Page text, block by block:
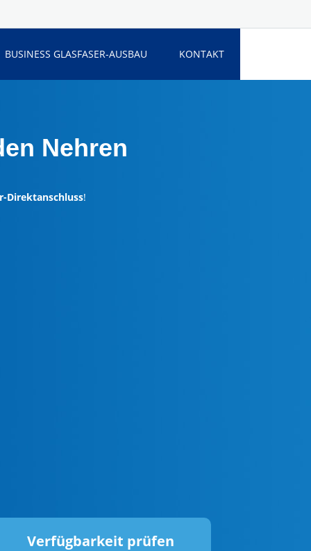
BUSINESS GLASFASER-AUSBAU KONTAKT
Nehren
Direktanschluss!
Verfügbarkeit prüfen